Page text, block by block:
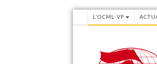
L’OCML-VP